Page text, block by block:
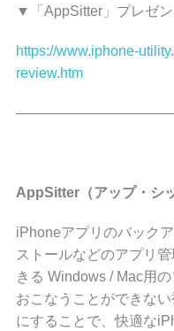
▼「AppSitter」プレゼ
https://www.iphone-
review.htm
AppSitter（アップ・シ
iPhoneアプリのバック
ストールなどのアプリ
きる Windows / Mac用
おこなうことができな
にすることで、快適な